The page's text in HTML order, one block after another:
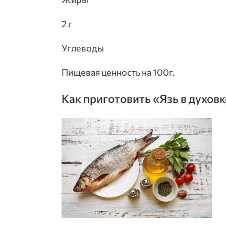
2 г
Углеводы
Пищевая ценность на 100г.
Как приготовить «Язь в